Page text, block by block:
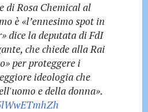
di Rosa Chemical al
è «l’ennesimo spot in
dice la deputata di FdI
che chiede alla Rai
per proteggere i
ideologia che
e della donna».